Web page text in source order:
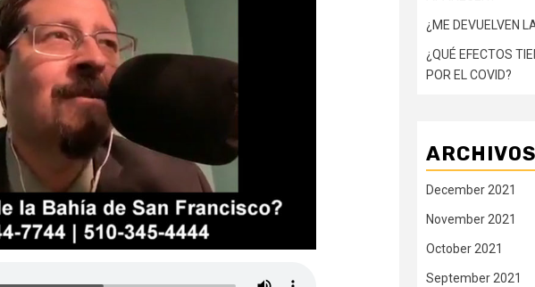
¿ME DEVUELVEN
¿QUÉ EFECTOS
POR EL COVID?
ARCHIVOS
December 2021
November 2021
October 2021
September 2021